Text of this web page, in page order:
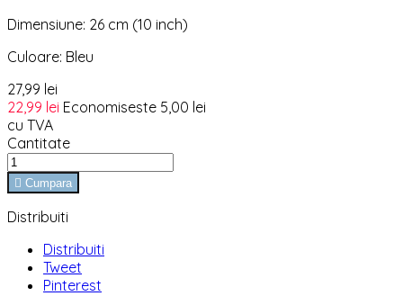
Dimensiune: 26 cm (10 inch)
Culoare: Bleu
27,99 lei
22,99 lei Economiseste 5,00 lei
cu TVA
Cantitate
 Cumpara
Distribuiti
Distribuiti
Tweet
Pinterest